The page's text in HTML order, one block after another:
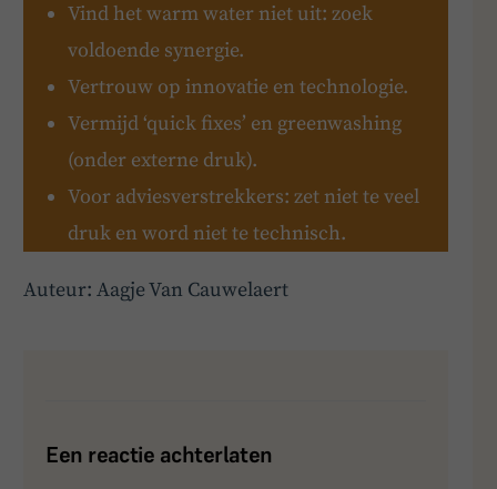
Vind het warm water niet uit: zoek
voldoende synergie.
Vertrouw op innovatie en technologie.
Vermijd ‘quick fixes’ en greenwashing
(onder externe druk).
Voor adviesverstrekkers: zet niet te veel
druk en word niet te technisch.
Auteur: Aagje Van Cauwelaert
Een reactie achterlaten